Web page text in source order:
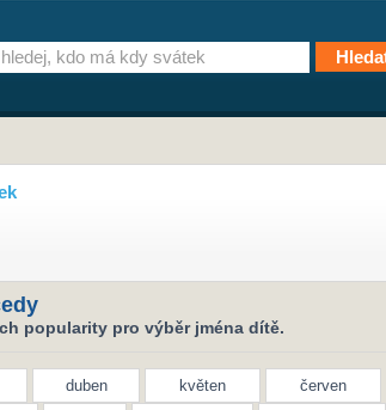
popularity pro výběr jména dítě.
duben květen
červen